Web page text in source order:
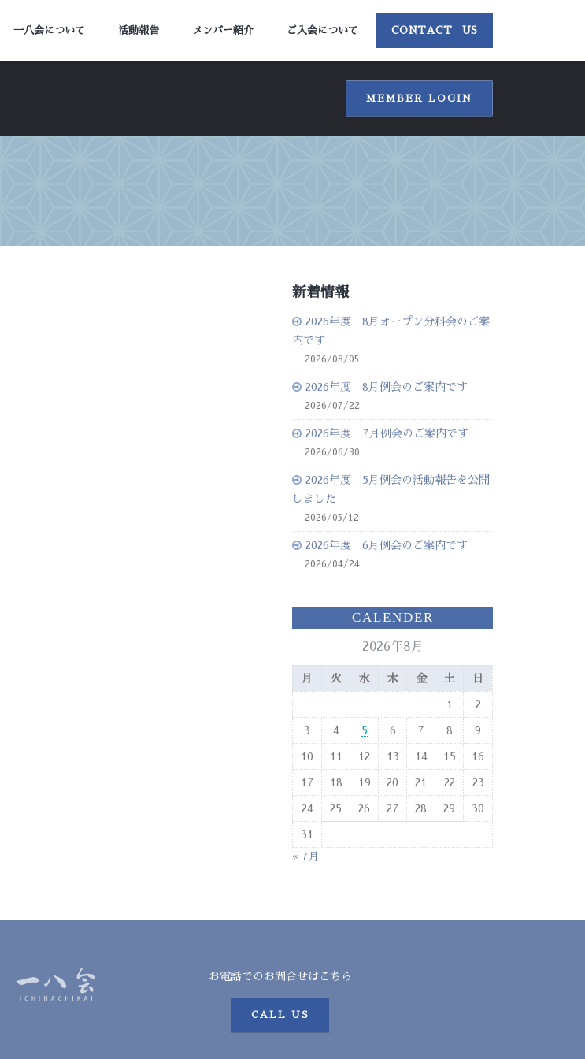
一八会について 活動報告 メンバー紹介 ご入会について CONTACT US
MEMBER LOGIN
新着情報
2026年度 8月オープン分科会のご案
内です
2026/08/05
2026年度 8月例会のご案内です
2026/07/22
2026年度 7月例会のご案内です
2026/06/30
2026年度 5月例会の活動報告を公開
しました
2026/05/12
2026年度 6月例会のご案内です
2026/04/24
CALENDER
2026年8月
月 火 水 木 金 土 日
1 2
3 4 5 6 7 8 9
10 11 12 13 14 15 16
17 18 19 20 21 22 23
24 25 26 27 28 29 30
31
« 7月
お電話でのお問合せはこちら
CALL US